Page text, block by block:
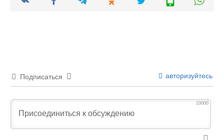
Подписаться авторизуйтесь
10000